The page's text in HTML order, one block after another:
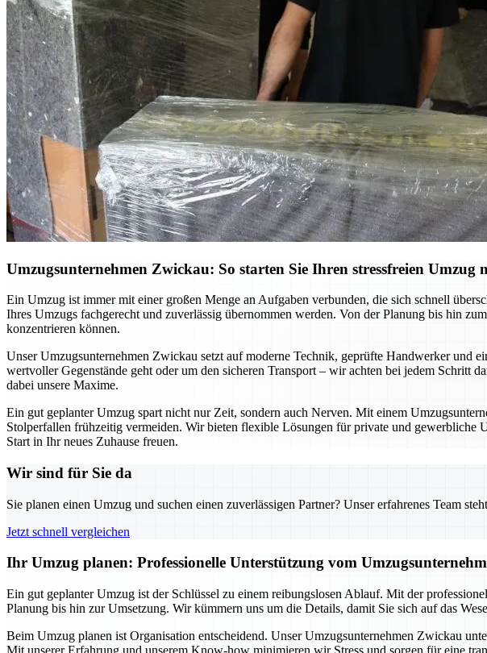
Umzugsunternehmen Zwickau: So starten Sie Ihren stressfreien Umzug
Ein Umzug ist immer mit einer großen Menge an Aufgaben verbunden, die sich schnell
Ihres Umzugs fachgerecht und zuverlässig übernommen werden. Von der Planung bis hin
konzentrieren können.
Unser Umzugsunternehmen Zwickau setzt auf moderne Technik, geprüfte Handwerker und
wertvoller Gegenstände geht oder um den sicheren Transport – wir achten bei jedem Schritt
dabei unsere Maxime.
Ein gut geplanter Umzug spart nicht nur Zeit, sondern auch Nerven. Mit einem
Stolperfallen frühzeitig vermeiden. Wir bieten flexible Lösungen für private und gewerbliche
Start in Ihr neues Zuhause freuen.
Wir sind für Sie da
Sie planen einen Umzug und suchen einen zuverlässigen Partner? Unser erfahrenes Team
Jetzt schnell vergleichen
Ihr Umzug planen: Professionelle Unterstützung vom
Ein gut geplanter Umzug ist der Schlüssel zu einem reibungslosen Ablauf. Mit der
Planung bis hin zur Umsetzung. Wir kümmern uns um die Details, damit Sie sich auf das
Beim Umzug planen ist Organisation entscheidend. Unser Umzugsunternehmen Zwickau